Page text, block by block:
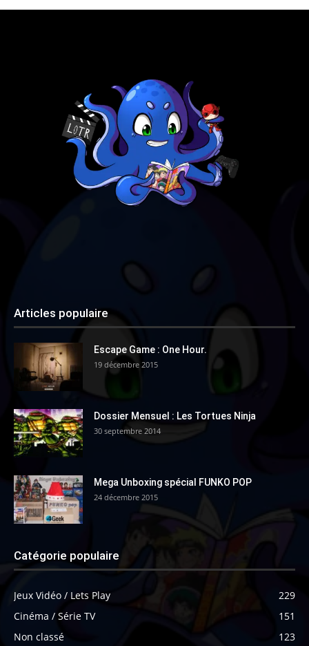
Articles populaire
Escape Game : One Hour.
19 décembre 2015
Dossier Mensuel : Les Tortues Ninja
30 septembre 2014
Mega Unboxing spécial FUNKO POP
24 décembre 2015
Catégorie populaire
Jeux Vidéo / Lets Play
229
Cinéma / Série TV
151
Non classé
123